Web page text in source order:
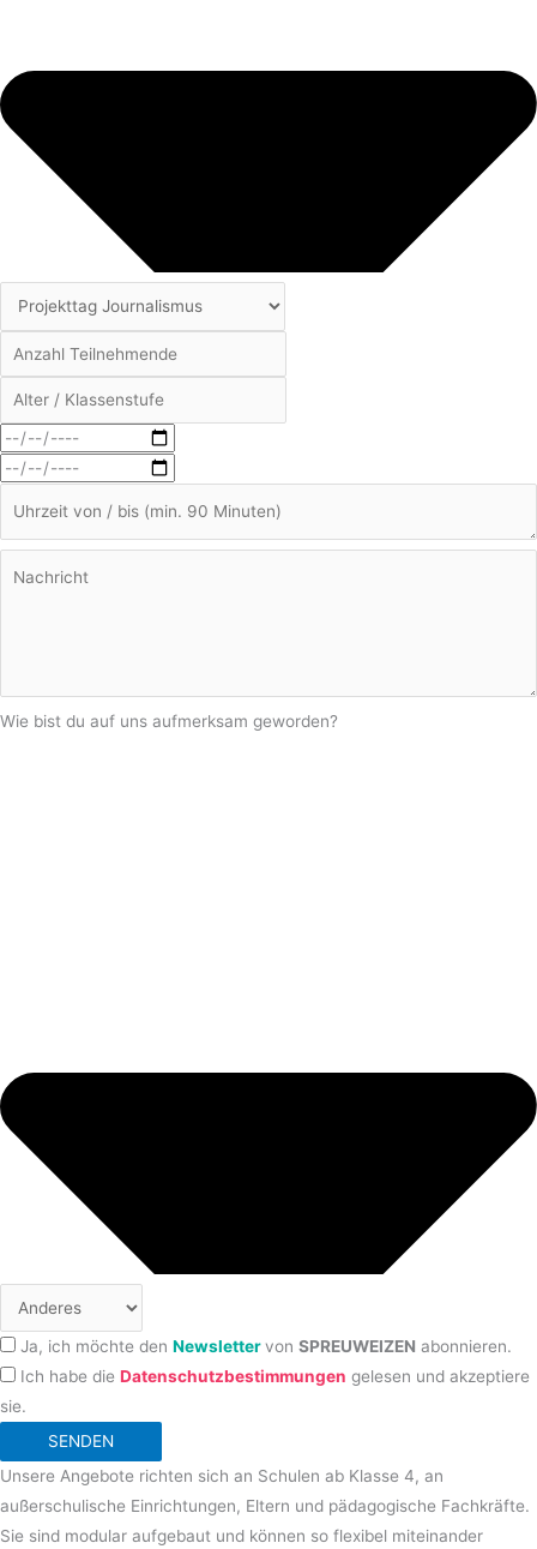
Wie bist du auf uns aufmerksam geworden?
Ja, ich möchte den Newslettervon SPREUWEIZEN abonnieren.
Ich habe die Datenschutzbestimmungen gelesen und akzeptiere
sie.
SENDEN
Unsere Angebote richten sich an Schulen ab Klasse 4, an
außerschulische Einrichtungen, Eltern und pädagogische Fachkräfte.
Sie sind modular aufgebaut und können so flexibel miteinander